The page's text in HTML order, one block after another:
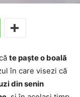
te paște o boală
în care visezi că
din senin